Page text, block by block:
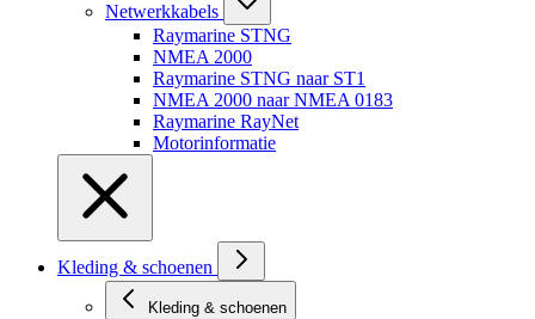
Netwerkkabels
Raymarine STNG
NMEA 2000
Raymarine STNG naar ST1
NMEA 2000 naar NMEA 0183
Raymarine RayNet
Motorinformatie
Kleding & schoenen
Kleding & schoenen